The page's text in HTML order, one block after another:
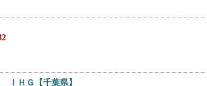
ＩＨＧ 【千葉県】